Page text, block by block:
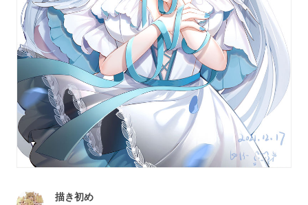
描き初め